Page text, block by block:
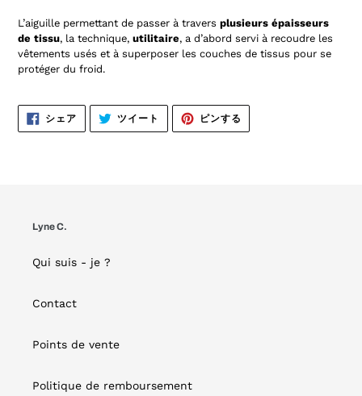
L’aiguille permettant de passer à travers plusieurs épaisseurs
de tissu, la technique, utilitaire, a d’abord servi à recoudre les
vêtements usés et à superposer les couches de tissus pour se
protéger du froid.
シェアFACEBOOK
シ
ツイート
TWITTER
投
ピンする
ピ
Lyne C.
Qui suis - je ?
Contact
Points de vente
Politique de remboursement